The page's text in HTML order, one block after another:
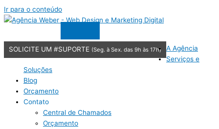
Ir para o conteúdo
SOLICITE UM #SUPORTE (Seg. à Sex. das 9h às 17h)
A Agência
Serviços e
Soluções
Blog
Orçamento
Contato
Central de Chamados
Orçamento